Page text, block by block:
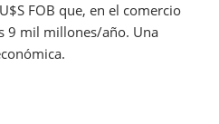
FOB que, en el comercio
9 mil millones/año. Una